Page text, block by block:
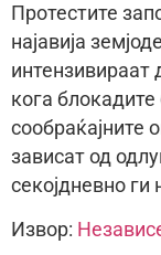
Протестите
најавија
интензивираат
кога
сообраќајните
зависат од
секојдневно ги
Извор: